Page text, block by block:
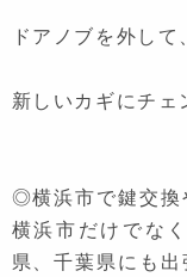
ドアノブを外し
新しいカギにチェ
◎横浜市で鍵交換
横浜市だけでな
県、千葉県にも